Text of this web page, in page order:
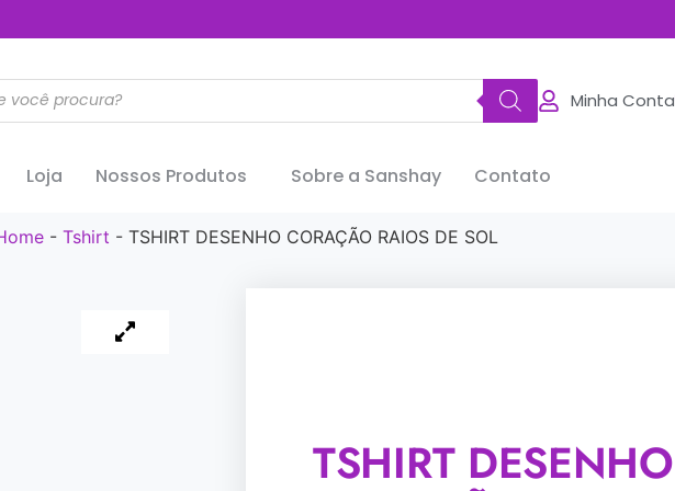
Minha Conta
Loja Nossos Produtos Sobre a Sanshay Contato
- Tshirt - TSHIRT DESENHO CORAÇÃO RAIOS DE SOL
TSHIRT DESENHO